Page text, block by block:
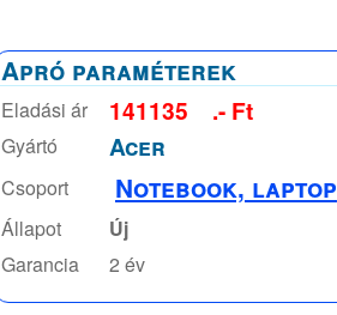
Apró paraméterek
Eladási ár 141135 .- Ft
Gyártó Acer
Csoport Notebook, laptop
Állapot
Új
Garancia
2 év